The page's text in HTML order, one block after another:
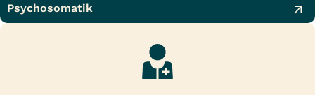
Psychosomatik